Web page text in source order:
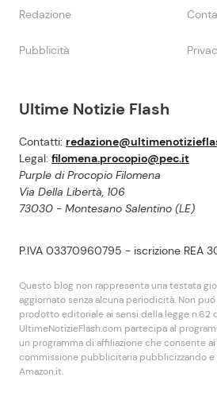
Ultime Notizie Flash
Contatti:
Legal: filomena.procopio@pec.it
Purple di Procopio Filomena
Via Della Libertà, 106
73030 - Montesano Salentino (LE)
P.IVA 03370960795 - iscrizione REA
Questo blog non rappresenta una testata
aggiornato senza alcuna periodicità. Non
prodotto editoriale ai sensi della legge n.62
UltimeNotizieFlash.com partecipa al
un programma di affiliazione che consente
commissione pubblicitaria pubblicizzando
Amazon.it.
Redazione
Pubblicità